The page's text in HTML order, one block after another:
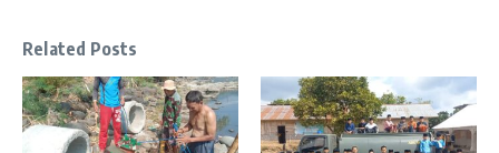
Related Posts